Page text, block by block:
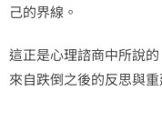
己的界線。
這正是心理諮商中所說
來自跌倒之後的反思與重